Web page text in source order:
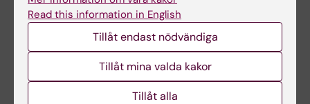
att ansöka om VFU-placering i aktuell
Processen ser olika ut i olika regioner,
kontakta din utbildningssamordnare för vidare
instruktion om hur ansökan ska ske
vilomvardnad@nvs.ki.se
Read this information in English
Tillåt endast nödvändiga
Tillåt mina valda kakor
Tillåt alla